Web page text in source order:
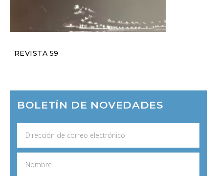
REVISTA 59
BOLETÍN DE NOVEDADES